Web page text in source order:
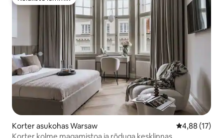
Külaliste lemmik
Korter asukohas Warsaw Keskmine
4,88 (17)